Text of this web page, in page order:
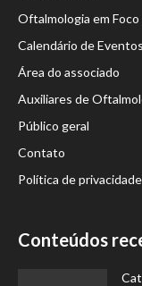
Oftalmologia em Foco
Calendário de Eventos
Área do associado
Auxiliares de
Público geral
Contato
Política de privacidade
Conteúdos